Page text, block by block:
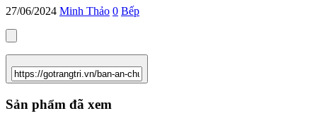
27/06/2024 Minh Thảo 0 Bếp
Sản phẩm đã xem